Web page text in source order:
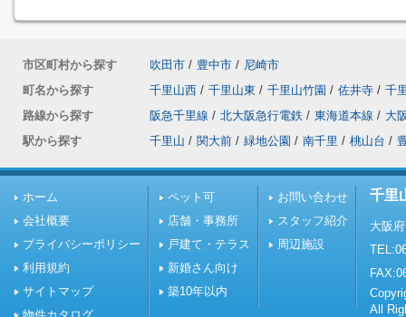
市区町村から探す 吹田市 / 豊中市 / 尼崎市
町名から探す
千里山西 / 千里山東 / 千里山竹園 / 佐井寺 / 千
路線から探す
阪急千里線 / 北大阪急行電鉄 / 東海道本線 / 大
駅から探す
千里山 / 関大前 / 緑地公園 / 南千里 / 桃山台 /
ホーム
会社概要
プライバシーポリシー
利用規約
サイトマップ
ペット可
店舗・事務所
戸建て・テラス
新婚さん向け
築10年以内
お問い合わせ
スタッフ紹介
周辺施設
千里
大阪
All